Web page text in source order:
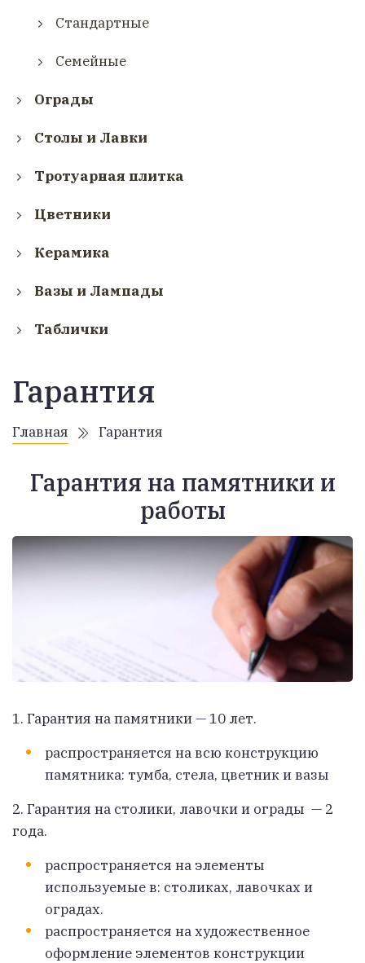
Стандартные
Семейные
Ограды
Столы и Лавки
Тротуарная плитка
Цветники
Керамика
Вазы и Лампады
Таблички
Гарантия
Главная Гарантия
Гарантия на памятники и
работы
1. Гарантия напамятники — 10 лет.
распространяется на всю конструкцию
памятника: тумба, стела, цветник и вазы
2. Гарантия на столики, лавочки и ограды — 2
года.
распространяется на элементы
используемые в: столиках, лавочках и
оградах.
распространяется на художественное
оформление элементов конструкции